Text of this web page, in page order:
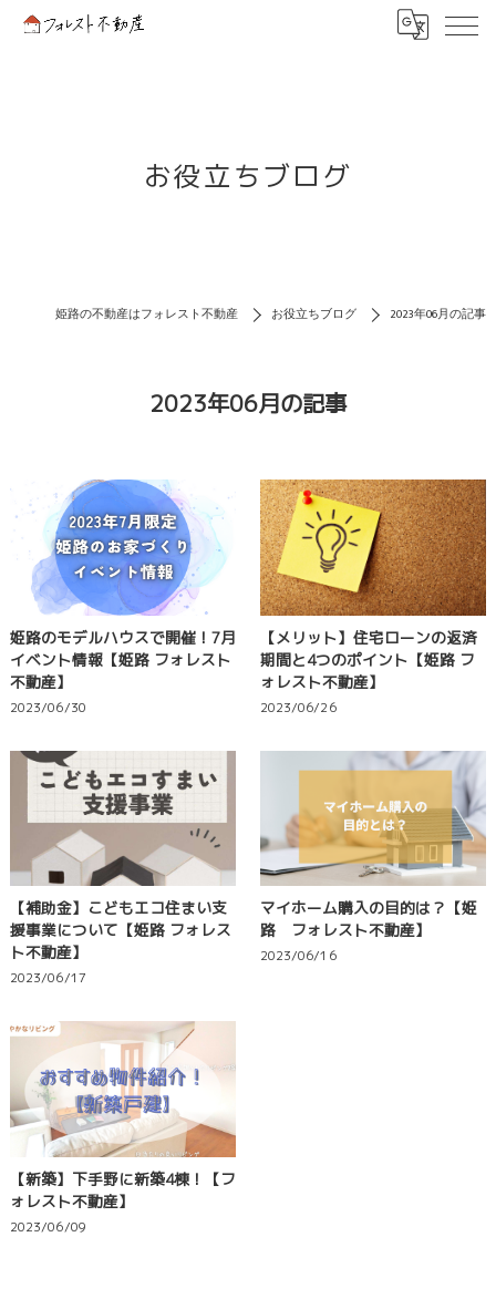
お役立ちブログ
姫路の不動産はフォレスト不動産 お役立ちブログ 2023年06月の記事
2023年06月の記事
姫路のモデルハウスで開催！7月
イベント情報【姫路 フォレスト
不動産】
2023/06/30
【メリット】住宅ローンの返済
期間と4つのポイント【姫路 フ
ォレスト不動産】
2023/06/26
【補助金】こどもエコ住まい支
援事業について【姫路 フォレス
ト不動産】
2023/06/17
マイホーム購入の目的は？【姫
路 フォレスト不動産】
2023/06/16
【新築】下手野に新築4棟！【フ
ォレスト不動産】
2023/06/09